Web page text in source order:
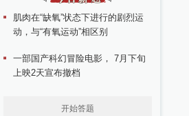
肌肉在“缺氧”状态下进行的剧烈运
动，与“有氧运动”相区别
一部国产科幻冒险电影， 7月下旬
上映2天宣布撤档
开始答题